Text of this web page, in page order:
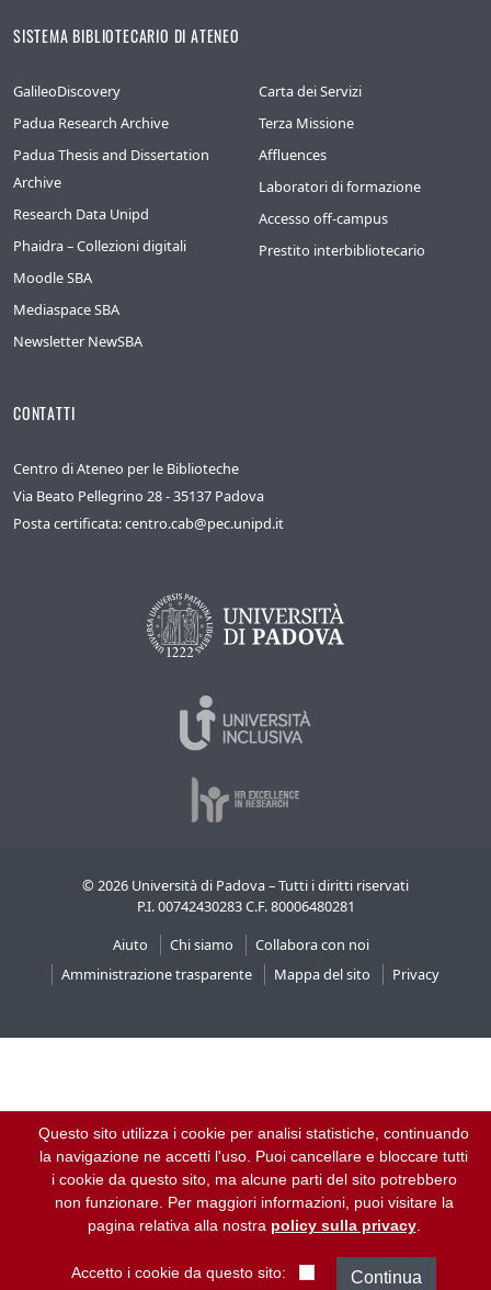
SISTEMA BIBLIOTECARIO DI ATENEO
GalileoDiscovery
Padua Research Archive
Padua Thesis and Dissertation
Archive
Research Data Unipd
Phaidra – Collezioni digitali
Moodle SBA
Mediaspace SBA
Newsletter NewSBA
Carta dei Servizi
Terza Missione
Affluences
Laboratori di formazione
Accesso off-campus
Prestito interbibliotecario
CONTATTI
Centro di Ateneo per le Biblioteche
Via Beato Pellegrino 28 - 35137 Padova
Posta certificata: centro.cab@pec.unipd.it
© 2026 Università di Padova – Tutti i diritti riservati
P.I. 00742430283 C.F. 80006480281
Aiuto
Chi siamo
Collabora con noi
Amministrazione trasparente
Mappa del sito Privacy
Questo sito utilizza i cookie per analisi statistiche, continuando
la navigazione ne accetti l'uso. Puoi cancellare e bloccare tutti
i cookie da questo sito, ma alcune parti del sito potrebbero
non funzionare. Per maggiori informazioni, puoi visitare la
pagina relativa alla nostra policy sulla privacy.
Accetto i cookie da questo sito: